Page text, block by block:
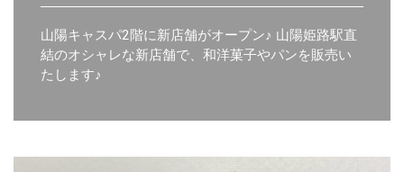
山陽キャスパ2階に新店舗がオープン♪ 山陽姫路駅直
結のオシャレな新店舗で、和洋菓子やパンを販売い
たします♪